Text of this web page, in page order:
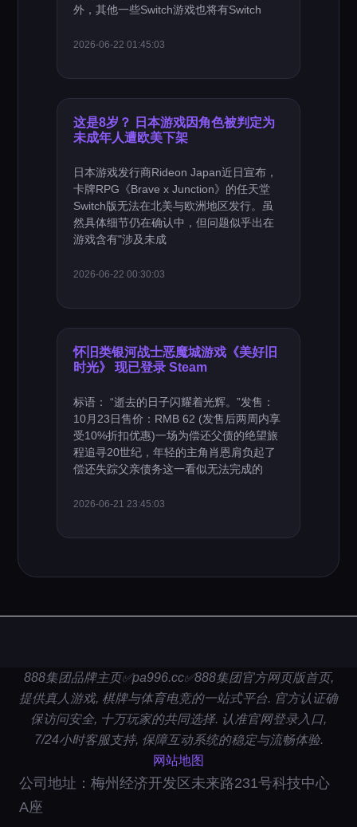
外，其他一些Switch游戏也将有Switch
2026-06-22 01:45:03
这是8岁？ 日本游戏因角色被判定为
未成年人遭欧美下架
日本游戏发行商Rideon Japan近日宣布，
卡牌RPG《Brave x Junction》的任天堂
Switch版无法在北美与欧洲地区发行。虽
然具体细节仍在确认中，但问题似乎出在
游戏含有"涉及未成
2026-06-22 00:30:03
怀旧类银河战士恶魔城游戏《美好旧
时光》 现已登录 Steam
标语： “逝去的日子闪耀着光辉。”发售：
10月23日售价：RMB 62 (发售后两周内享
受10%折扣优惠)一场为偿还父债的绝望旅
程追寻20世纪，年轻的主角肖恩肩负起了
偿还失踪父亲债务这一看似无法完成的
2026-06-21 23:45:03
888集团品牌主页✅pa996.cc✅888集团官方网页版首页,
提供真人游戏, 棋牌与体育电竞的一站式平台. 官方认证确
保访问安全, 十万玩家的共同选择. 认准官网登录入口,
7/24小时客服支持, 保障互动系统的稳定与流畅体验.
网站地图
公司地址：梅州经济开发区未来路231号科技中心
A座